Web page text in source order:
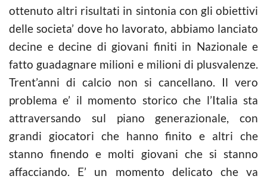
ottenuto altri risultati in sintonia con gli obiettivi
delle societa’ dove ho lavorato, abbiamo lanciato
decine e decine di giovani finiti in Nazionale e
fatto guadagnare milioni e milioni di plusvalenze.
Trent’anni di calcio non si cancellano. Il vero
problema e’ il momento storico che l’Italia sta
attraversando sul piano generazionale, con
grandi giocatori che hanno finito e altri che
stanno finendo e molti giovani che si stanno
affacciando. E’ un momento delicato che va